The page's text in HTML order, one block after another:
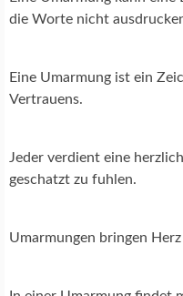
die Worte nicht
Eine Umarmung ist ein
Vertrauens.
Jeder verdient eine
geschatzt zu fuhlen.
Umarmungen bringen